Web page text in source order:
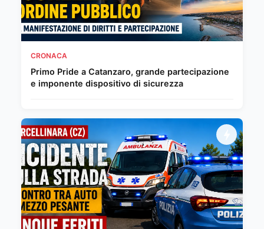
CRONACA
Primo Pride a Catanzaro, grande partecipazione
e imponente dispositivo di sicurezza